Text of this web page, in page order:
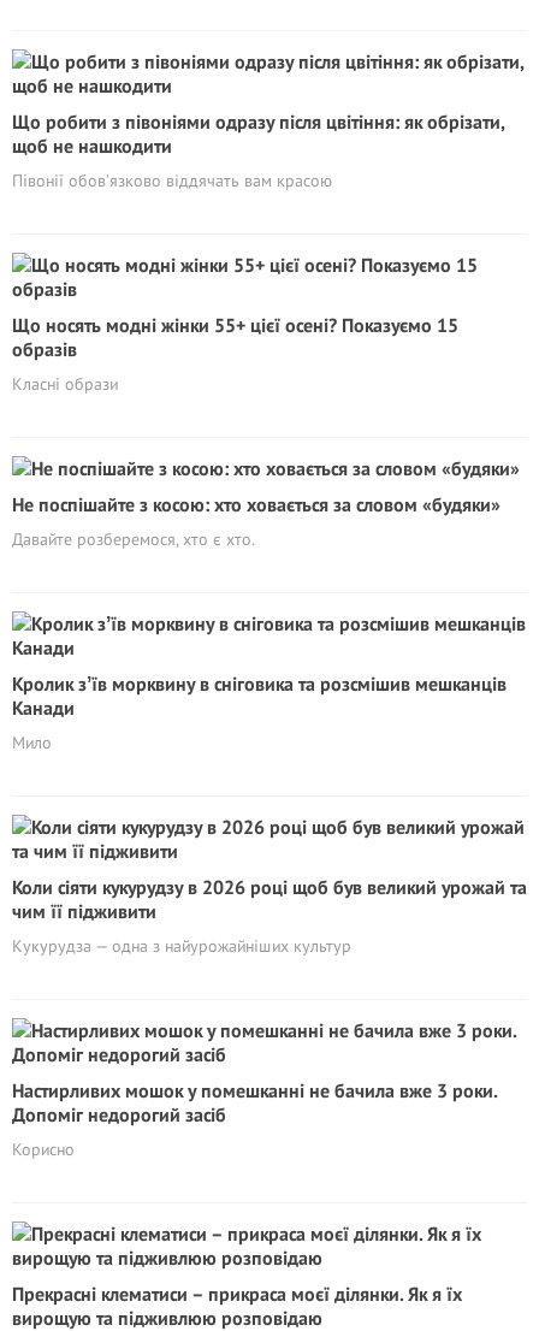
Що робити з півоніями одразу після цвітіння: як обрізати,
щоб не нашкодити
Півонії обов’язково віддячать вам красою
Що носять модні жінки 55+ цієї осені? Показуємо 15
образів
Класні образи
Не поспішайте з косою: хто ховається за словом «будяки»
Давайте розберемося, хто є хто.
Кролик зʼїв морквину в сніговика та розсмішив мешканців
Канади
Мило
Коли сіяти кукурудзу в 2026 році щоб був великий урожай та
чим її підживити
Кукурудза — одна з найурожайніших культур
Настирливих мошок у помешканні не бачила вже 3 роки.
Допоміг недоpoгий засіб
Корисно
Прекрасні клематиси – прикраса моєї ділянки. Як я їх
вирощую та підживлюю розповідаю